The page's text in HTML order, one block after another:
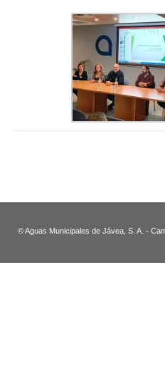
© Aguas Municipales de Jávea, S. A. -